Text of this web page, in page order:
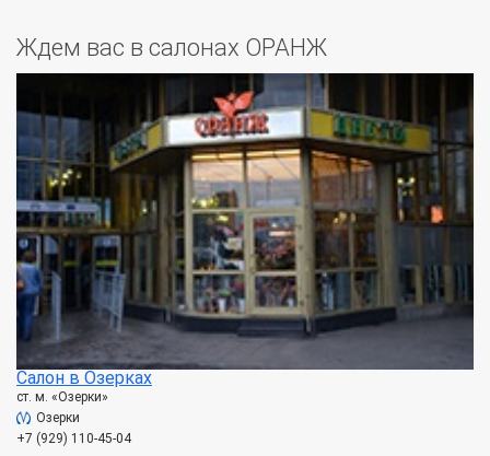
Ждем вас в салонах ОРАНЖ
Салон в Озерках
ст. м. «Озерки»
Озерки
+7 (929) 110-45-04